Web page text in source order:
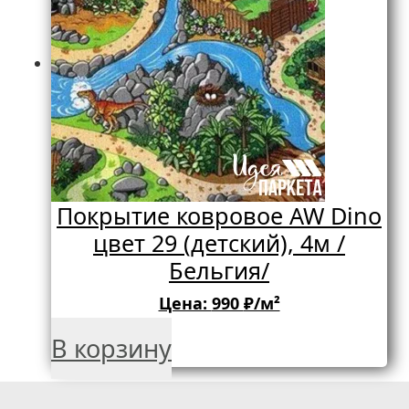
Покрытие ковровое AW Dino
цвет 29 (детский), 4м /
Бельгия/
Цена: 990 ₽/м²
В корзину